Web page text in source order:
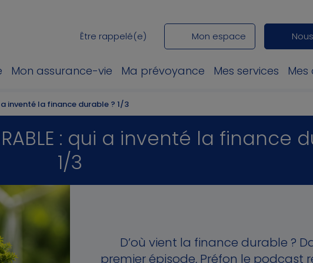
Être rappelé(e) Mon espace
Mon assurance-vie Ma prévoyance Mes services Mes
a inventé la finance durable ? 1/3
: qui a inventé la finance
1/3
D’où vient la finance durable ?
premier épisode, Préfon le podcast